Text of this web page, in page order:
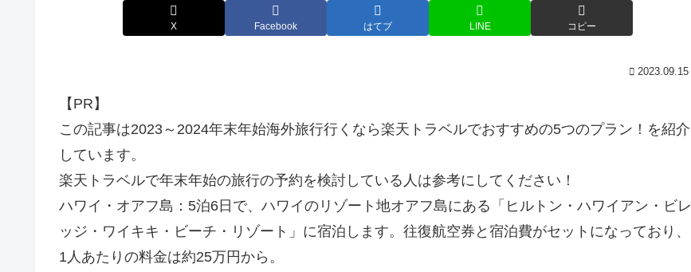
X Facebook はてブ LINE コピー
2023.09.15
【PR】
この記事は2023～2024年末年始海外旅行行くなら楽天トラベルでおすすめの5つのプラン！を紹介
しています。
楽天トラベルで年末年始の旅行の予約を検討している人は参考にしてください！
ハワイ・オアフ島：5泊6日で、ハワイのリゾート地オアフ島にある「ヒルトン・ハワイアン・ビレ
ッジ・ワイキキ・ビーチ・リゾート」に宿泊します。往復航空券と宿泊費がセットになっており、
1人あたりの料金は約25万円から。